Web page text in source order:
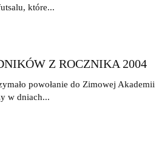
które...
Z ROCZNIKA 2004
powołanie do Zimowej Akademii
w dniach...